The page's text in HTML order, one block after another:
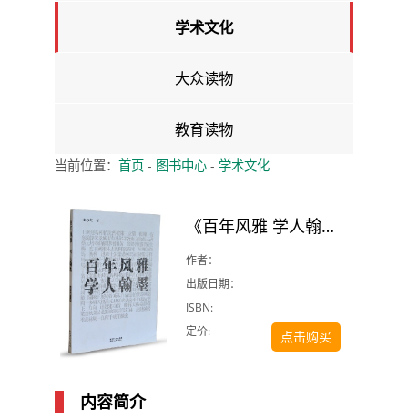
学术文化
大众读物
教育读物
当前位置： 首页- 图书中心- 学术文化
《百年风雅 学人翰墨》
作者：
出版日期：
ISBN:
定价:
点击购买
内容简介